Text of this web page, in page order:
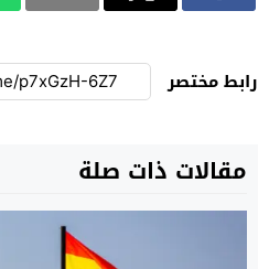
رابط مختصر
مقالات ذات صلة